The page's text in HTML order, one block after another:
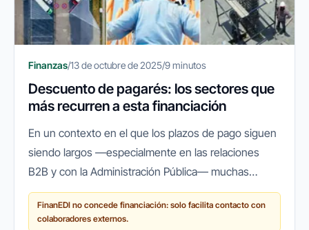
Finanzas/13 de octubre de 2025/9 minutos
Descuento de pagarés: los sectores que
más recurren a esta financiación
En un contexto en el que los plazos de pago siguen
siendo largos —especialmente en las relaciones
B2B y con la Administración Pública— muchas
empresas españolas recurren a herramientas que
les permitan mantener su...
FinanEDI no concede financiación: solo facilita contacto con
colaboradores externos.